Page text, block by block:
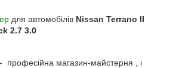
для автомобілів Nissan Terrano II
2.7 3.0
професійна магазин-майстерня , і